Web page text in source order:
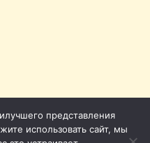
представления
использовать сайт, мы